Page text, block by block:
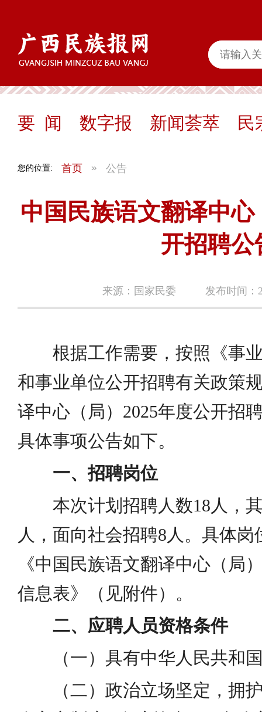
要 闻 数字报 新闻荟萃 民
您的位置: 首页 公告
中国民族语文翻译中心
开招聘公
来源：国家民委 发布时间：
根据工作需要，按照《事
和事业单位公开招聘有关政策
译中心（局）2025年度公开招
具体事项公告如下。
一、招聘岗位
本次计划招聘人数18人，
人，面向社会招聘8人。具体
《中国民族语文翻译中心（局
信息表》（见附件）。
二、应聘人员资格条件
（一）具有中华人民共和
（二）政治立场坚定，拥